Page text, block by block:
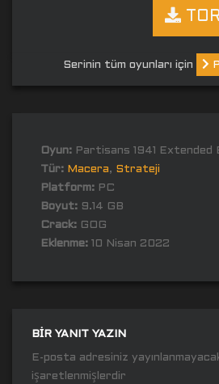
Serinin tüm oyunları için
Oyun: Partisans 1941 Extended
Tür: Macera, Strateji
Platform: PC
Boyut: 9.14 GB
Crack: GOG
Eklenme: 10 Nisan 2022
BIR YANIT YAZIN
E-posta adresiniz
işaretlenmişlerdir